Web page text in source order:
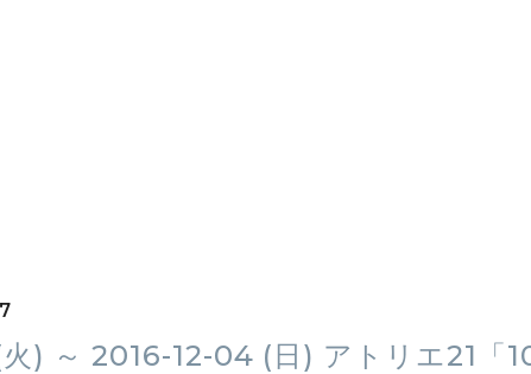
) ～ 2016-12-04 (日) アトリエ21「